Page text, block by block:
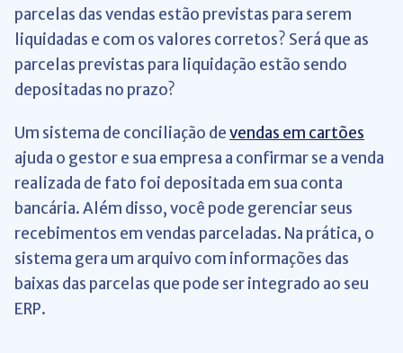
parcelas das vendas estão previstas para serem
liquidadas e com os valores corretos? Será que as
parcelas previstas para liquidação estão sendo
depositadas no prazo?
Um sistema de conciliação devendas em cartões
ajuda o gestor e sua empresa a confirmar se a venda
realizada de fato foi depositada em sua conta
bancária. Além disso, você pode gerenciar seus
recebimentos em vendas parceladas. Na prática, o
sistema gera um arquivo com informações das
baixas das parcelas que pode ser integrado ao seu
ERP.